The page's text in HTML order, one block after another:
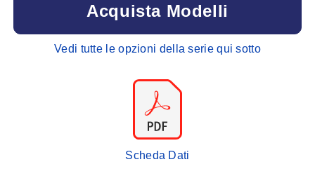
Acquista Modelli
Vedi tutte le opzioni della serie qui sotto
Scheda Dati